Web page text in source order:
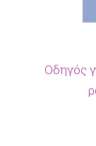
Οδηγός